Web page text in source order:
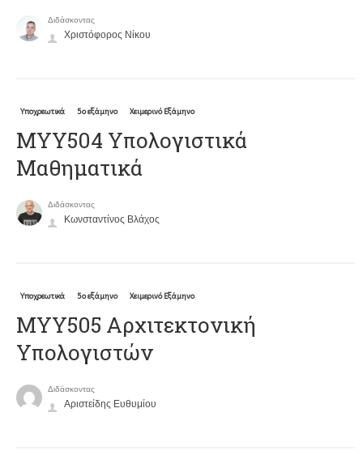
Διδάσκοντας
Χριστόφορος Νίκου
Υποχρεωτικά 5ο εξάμηνο Χειμερινό Εξάμηνο
ΜΥΥ504 Υπολογιστικά
Μαθηματικά
Διδάσκοντας
Κωνσταντίνος Βλάχος
Υποχρεωτικά 5ο εξάμηνο Χειμερινό Εξάμηνο
ΜΥΥ505 Αρχιτεκτονική
Υπολογιστών
Διδάσκοντας
Αριστείδης Ευθυμίου